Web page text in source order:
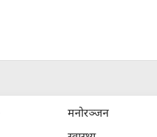
मनोरञ्जन